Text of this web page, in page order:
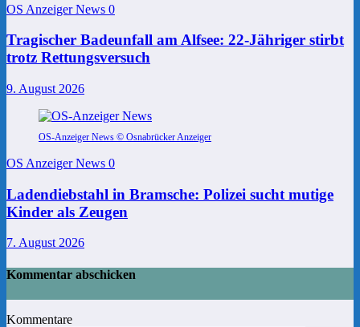
OS Anzeiger News 0
Tragischer Badeunfall am Alfsee: 22-Jähriger stirbt
trotz Rettungsversuch
9. August 2026
OS-Anzeiger News © Osnabrücker Anzeiger
OS Anzeiger News 0
Ladendiebstahl in Bramsche: Polizei sucht mutige
Kinder als Zeugen
7. August 2026
Kommentar abschicken
Kommentare